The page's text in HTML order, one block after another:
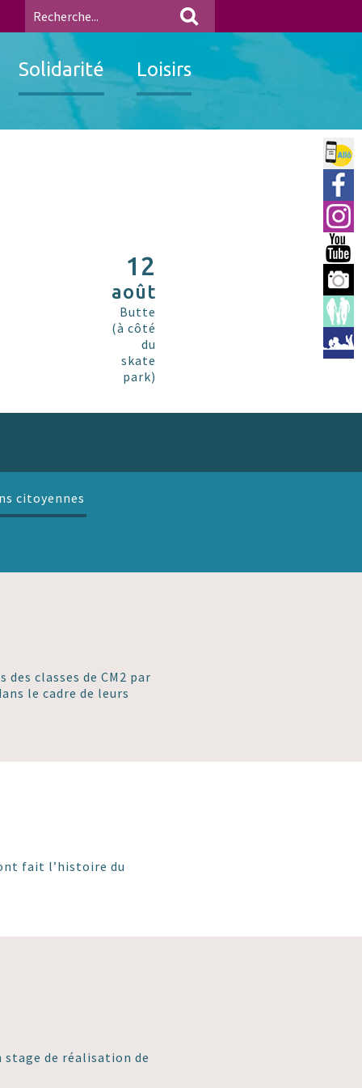
Solidarité Loisirs
Allo
Ville
You
12
août
Butte
(à côté
du
skate
park)
citoyennes
classes de CM2 par
le cadre de leurs
fait l’histoire du
stage de réalisation de